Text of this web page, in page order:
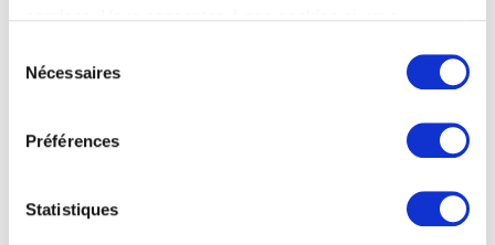
Nécessaires
Préférences
Statistiques